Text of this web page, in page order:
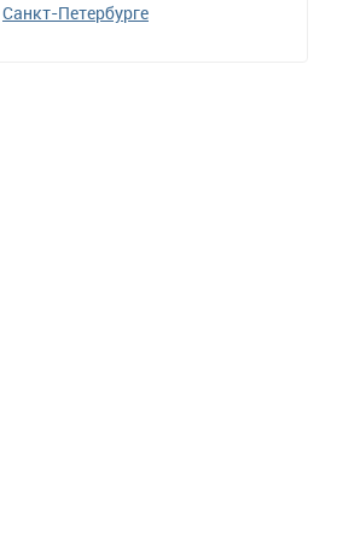
Санкт-Петербурге